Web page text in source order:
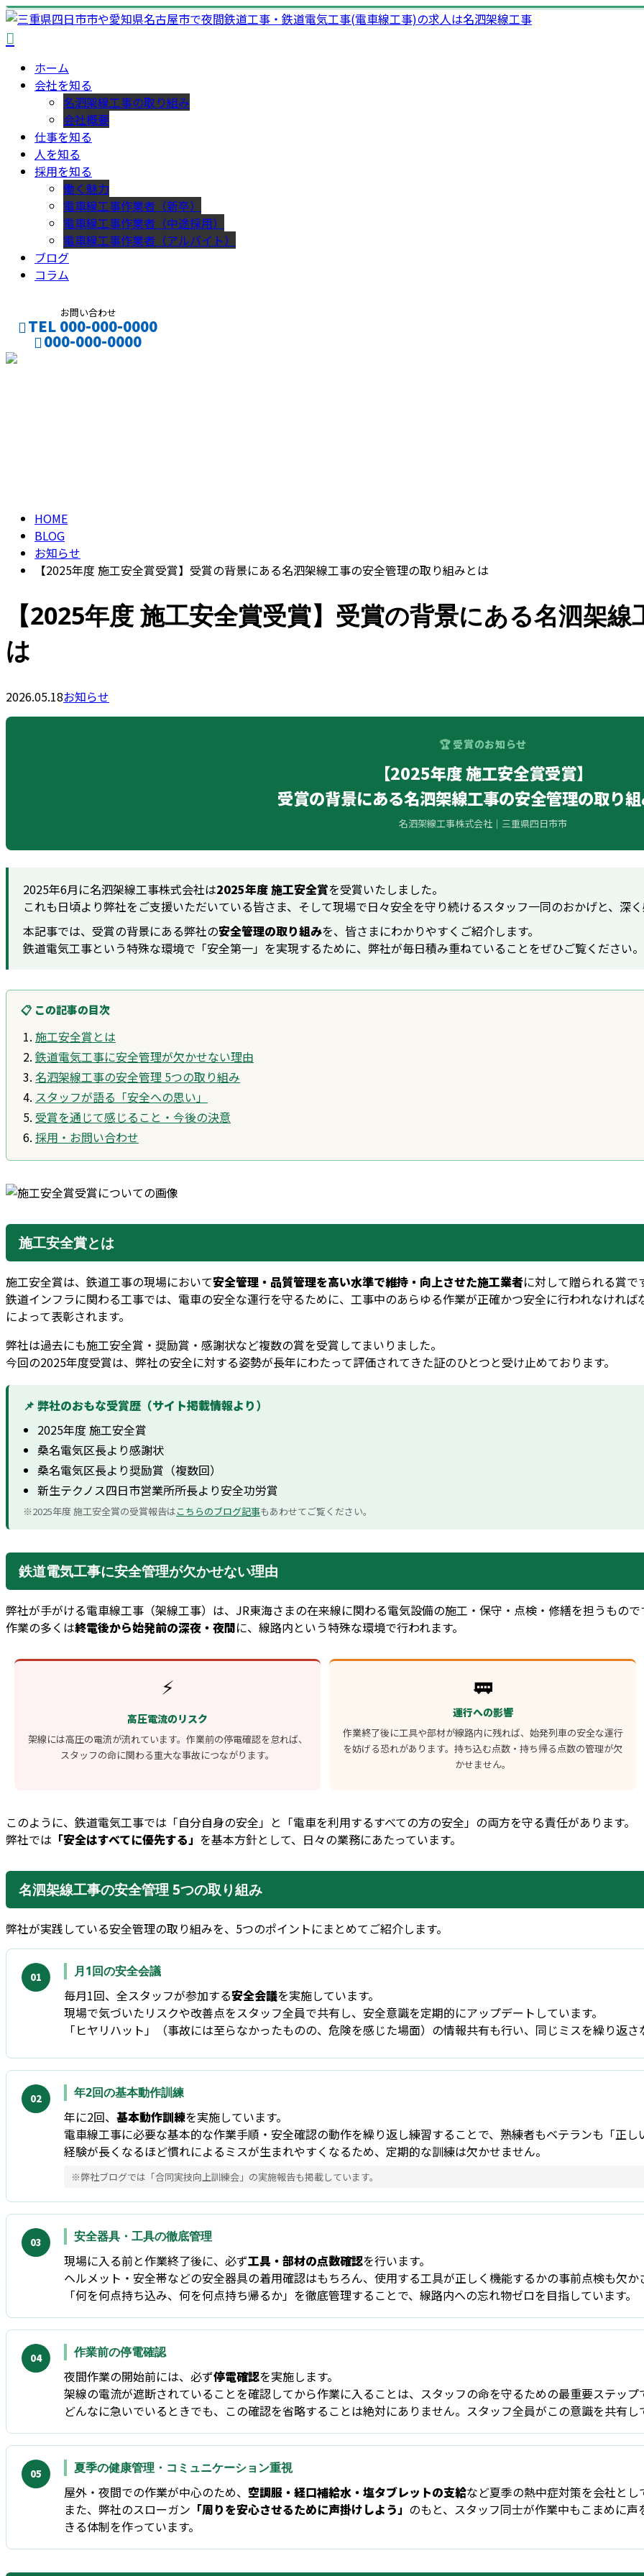
ホーム
会社を知る
名泗架線工事の取り組み
会社概要
仕事を知る
人を知る
採用を知る
働く魅力
電車線工事作業者（新卒）
電車線工事作業者（中途採用）
電車線工事作業者（アルバイト）
ブログ
コラム
お問い合わせ
TEL 000-000-0000
000-000-0000
HOME
BLOG
お知らせ
【2025年度 施工安全賞受賞】受賞の背景にある名泗架線工事の安全管理の取り組みとは
【2025年度 施工安全賞受賞】受賞の背景にある名泗架
は
2026.05.18お知らせ
🏆 受賞のお知らせ
【2025年度 施工安全賞受賞】
受賞の背景にある名泗架線工事の安全管理の取り
名泗架線工事株式会社｜三重県四日市市
2025年6月に名泗架線工事株式会社は2025年度 施工安全賞を受賞いたしました。
これも日頃より弊社をご支援いただいている皆さま、そして現場で日々安全を守り続けるスタッフ一同のおかげと、深
本記事では、受賞の背景にある弊社の安全管理の取り組みを、皆さまにわかりやすくご紹介します。
鉄道電気工事という特殊な環境で「安全第一」を実現するために、弊社が毎日積み重ねていることをぜひご覧ください。
📋 この記事の目次
施工安全賞とは
鉄道電気工事に安全管理が欠かせない理由
名泗架線工事の安全管理 5つの取り組み
スタッフが語る「安全への思い」
受賞を通じて感じること・今後の決意
採用・お問い合わせ
施工安全賞とは
施工安全賞は、鉄道工事の現場において安全管理・品質管理を高い水準で維持・向上させた施工業者に対して贈られる賞で
鉄道インフラに関わる工事では、電車の安全な運行を守るために、工事中のあらゆる作業が正確かつ安全に行われなけれ
によって表彰されます。
弊社は過去にも施工安全賞・奨励賞・感謝状など複数の賞を受賞してまいりました。
今回の2025年度受賞は、弊社の安全に対する姿勢が長年にわたって評価されてきた証のひとつと受け止めております。
📌 弊社のおもな受賞歴（サイト掲載情報より）
2025年度 施工安全賞
桑名電気区長より感謝状
桑名電気区長より奨励賞（複数回）
新生テクノス四日市営業所所長より安全功労賞
※2025年度 施工安全賞の受賞報告はこちらのブログ記事もあわせてご覧ください。
鉄道電気工事に安全管理が欠かせない理由
弊社が手がける電車線工事（架線工事）は、JR東海さまの在来線に関わる電気設備の施工・保守・点検・修繕を担うもので
作業の多くは終電後から始発前の深夜・夜間に、線路内という特殊な環境で行われます。
⚡
高圧電流のリスク
架線には高圧の電流が流れています。作業前の停電確認を怠れば、
スタッフの命に関わる重大な事故につながります。
🚃
運行への影響
作業終了後に工具や部材が線路内に残れば、始発列車の安全な運行
を妨げる恐れがあります。持ち込む点数・持ち帰る点数の管理が欠
かせません。
このように、鉄道電気工事では「自分自身の安全」と「電車を利用するすべての方の安全」の両方を守る責任があります。
弊社では 「安全はすべてに優先する」 を基本方針として、日々の業務にあたっています。
名泗架線工事の安全管理 5つの取り組み
弊社が実践している安全管理の取り組みを、5つのポイントにまとめてご紹介します。
01 月1回の安全会議
毎月1回、全スタッフが参加する安全会議を実施しています。
現場で気づいたリスクや改善点をスタッフ全員で共有し、安全意識を定期的にアップデートしています。
「ヒヤリハット」（事故には至らなかったものの、危険を感じた場面）の情報共有も行い、同じミスを繰り返
02 年2回の基本動作訓練
年に2回、 基本動作訓練を実施しています。
電車線工事に必要な基本的な作業手順・安全確認の動作を繰り返し練習することで、熟練者もベテランも「正
経験が長くなるほど慣れによるミスが生まれやすくなるため、定期的な訓練は欠かせません。
※弊社ブログでは「合同実技向上訓練会」の実施報告も掲載しています。
03 安全器具・工具の徹底管理
現場に入る前と作業終了後に、必ず工具・部材の点数確認を行います。
ヘルメット・安全帯などの安全器具の着用確認はもちろん、使用する工具が正しく機能するかの事前点検も欠か
「何を何点持ち込み、何を何点持ち帰るか」を徹底管理することで、線路内への忘れ物ゼロを目指しています。
04 作業前の停電確認
夜間作業の開始前には、必ず停電確認を実施します。
架線の電流が遮断されていることを確認してから作業に入ることは、スタッフの命を守るための最重要ステップ
どんなに急いでいるときでも、この確認を省略することは絶対にありません。スタッフ全員がこの意識を共有し
05 夏季の健康管理・コミュニケーション重視
屋外・夜間での作業が中心のため、 空調服・経口補給水・塩タブレットの支給など夏季の熱中症対策を会社とし
また、弊社のスローガン 「周りを安心させるために声掛けしよう」 のもと、スタッフ同士が作業中もこまめに
きる体制を作っています。